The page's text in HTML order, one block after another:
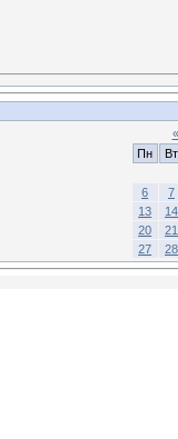
«
Пн
Вт
6
7
13
14
20
21
27
28